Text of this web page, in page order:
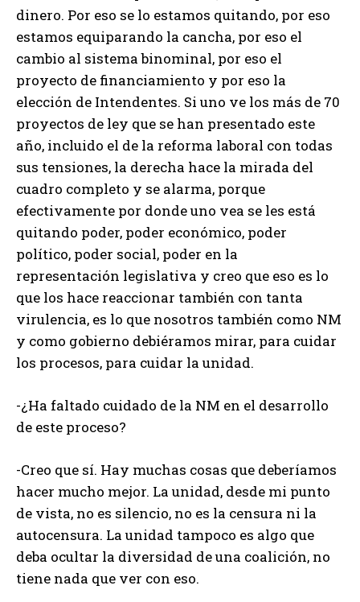
dinero. Por eso se lo estamos quitando, por eso
estamos equiparando la cancha, por eso el
cambio al sistema binominal, por eso el
proyecto de financiamiento y por eso la
elección de Intendentes. Si uno ve los más de 70
proyectos de ley que se han presentado este
año, incluido el de la reforma laboral con todas
sus tensiones, la derecha hace la mirada del
cuadro completo y se alarma, porque
efectivamente por donde uno vea se les está
quitando poder, poder económico, poder
político, poder social, poder en la
representación legislativa y creo que eso es lo
que los hace reaccionar también con tanta
virulencia, es lo que nosotros también como NM
y como gobierno debiéramos mirar, para cuidar
los procesos, para cuidar la unidad.
-¿Ha faltado cuidado de la NM en el desarrollo
de este proceso?
-Creo que sí. Hay muchas cosas que deberíamos
hacer mucho mejor. La unidad, desde mi punto
de vista, no es silencio, no es la censura ni la
autocensura. La unidad tampoco es algo que
deba ocultar la diversidad de una coalición, no
tiene nada que ver con eso.